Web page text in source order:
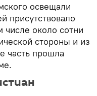
освещали
числе около сотни
стороны и из
часть прошла